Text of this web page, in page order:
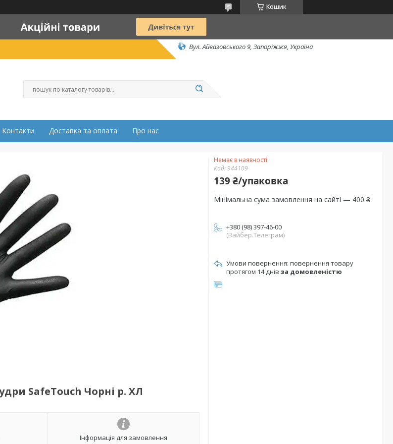
Кошик
Вул. Айвазовського 9, Запоріжжя, Україна
Контакти Доставка та оплата Про нас
SafeTouch Чорні р. ХЛ
Інформація для замовлення
Немає в наявності
Код:944109
139 ₴/упаковка
Мінімальна сума замовлення на сайті — 400 ₴
+380 (98) 397-46-00
(Вайбер.Телеграм)
повернення товару
протягом 14 днів за домовленістю